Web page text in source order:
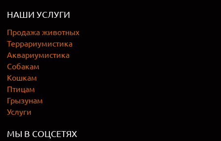
НАШИ УСЛУГИ
Продажа животных
Террариумистика
Аквариумистика
Собакам
Кошкам
Птицам
Грызунам
Услуги
МЫ В СОЦСЕТЯХ